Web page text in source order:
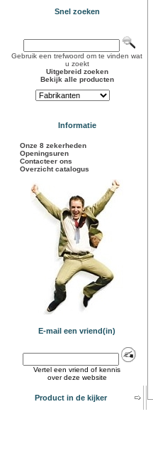
Snel zoeken
Gebruik een trefwoord om te vinden wat
u zoekt
Uitgebreid zoeken
Bekijk alle producten
Informatie
Onze 8 zekerheden
Openingsuren
Contacteer ons
Overzicht catalogus
E-mail een vriend(in)
Vertel een vriend of kennis
over deze website
Product in de kijker